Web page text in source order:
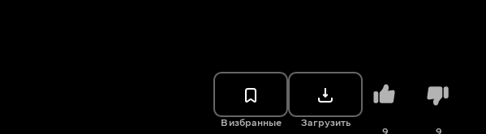
В избранные Загрузить
9 9